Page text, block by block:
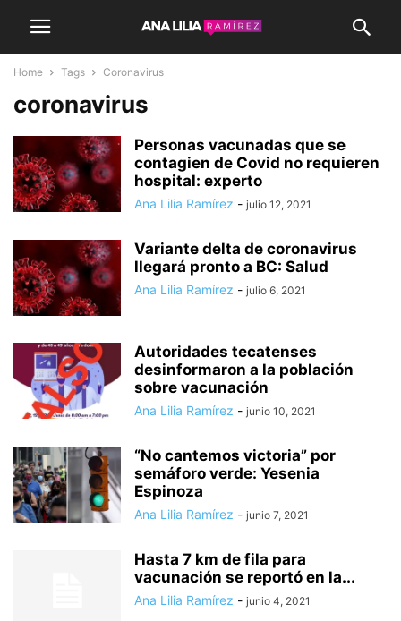
Home Tags Coronavirus
coronavirus
Personas vacunadas que se
contagien de Covid no requieren
hospital: experto
Ana Lilia Ramírez - julio 12, 2021
Variante delta de coronavirus
llegará pronto a BC: Salud
Ana Lilia Ramírez - julio 6, 2021
Autoridades tecatenses
desinformaron a la población
sobre vacunación
Ana Lilia Ramírez - junio 10, 2021
“No cantemos victoria” por
semáforo verde: Yesenia
Espinoza
Ana Lilia Ramírez - junio 7, 2021
Hasta 7 km de fila para
vacunación se reportó en la...
Ana Lilia Ramírez - junio 4, 2021